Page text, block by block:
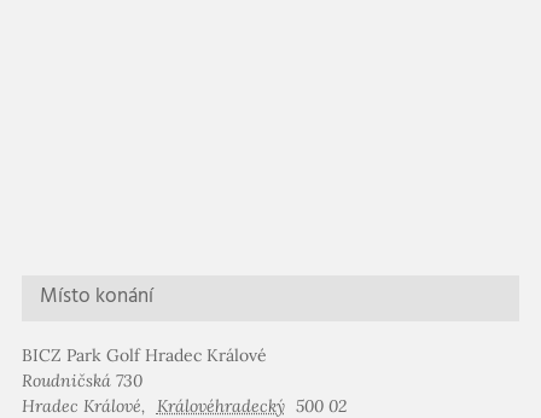
Místo konání
BICZ Park Golf Hradec Králové
Roudničská 730
Hradec Králové, Královéhradecký 500 02